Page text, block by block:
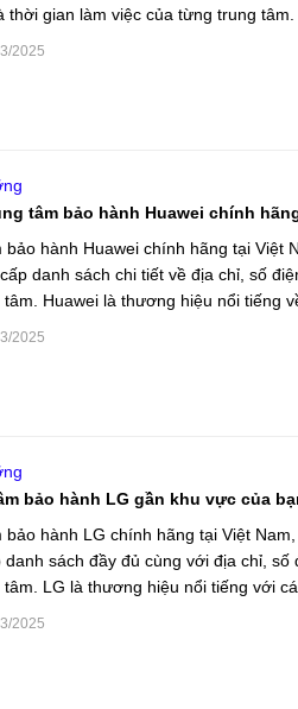
thời gian làm việc của từng trung tâm.
2025
tâm bảo hành Huawei chính
hành Huawei chính hãng tại Việt
danh sách chi tiết về địa chỉ, số
Huawei là thương hiệu nổi tiếng
2025
bảo hành LG gần khu vực của
hành LG chính hãng tại Việt
danh sách đầy đủ cùng với địa chỉ, số
LG là thương hiệu nổi tiếng với
2025